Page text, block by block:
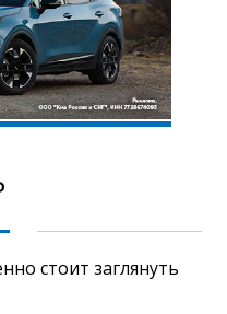
стоит заглянуть